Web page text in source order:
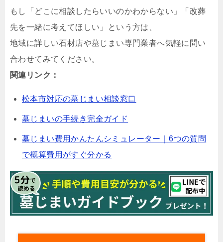
もし「どこに相談したらいいのかわからない」「改葬
先を一緒に考えてほしい」という方は、
地域に詳しい石材店や墓じまい専門業者へ気軽に問い
合わせてみてください。
関連リンク：
松本市対応の墓じまい相談窓口
墓じまいの手続き完全ガイド
墓じまい費用かんたんシミュレーター｜6つの質問
で概算費用がすぐ分かる